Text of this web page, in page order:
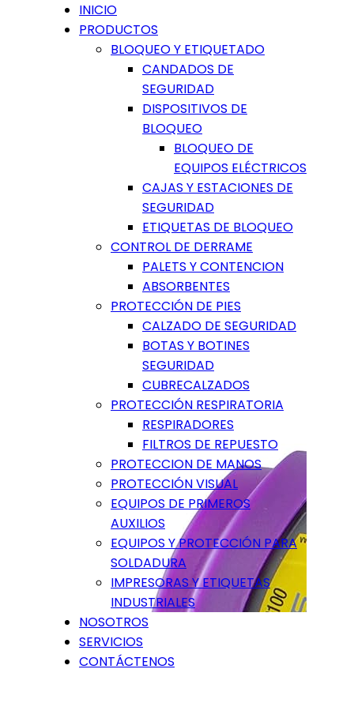
INICIO
PRODUCTOS
BLOQUEO Y ETIQUETADO
CANDADOS DE
SEGURIDAD
DISPOSITIVOS DE
BLOQUEO
BLOQUEO DE
EQUIPOS ELÉCTRICOS
CAJAS Y ESTACIONES DE
SEGURIDAD
ETIQUETAS DE BLOQUEO
CONTROL DE DERRAME
PALETS Y CONTENCION
ABSORBENTES
PROTECCIÓN DE PIES
CALZADO DE SEGURIDAD
BOTAS Y BOTINES
SEGURIDAD
CUBRECALZADOS
PROTECCIÓN RESPIRATORIA
RESPIRADORES
FILTROS DE REPUESTO
PROTECCION DE MANOS
PROTECCIÓN VISUAL
EQUIPOS DE PRIMEROS
AUXILIOS
EQUIPOS Y PROTECCIÓN PARA
SOLDADURA
IMPRESORAS Y ETIQUETAS
INDUSTRIALES
NOSOTROS
SERVICIOS
CONTÁCTENOS